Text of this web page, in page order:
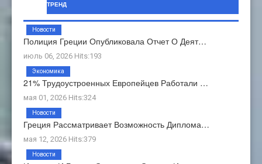
ТРЕНД
Полиция Греции Опубликовала Отчет О Деят…
июль 06, 2026 Hits:193
Новости
21% Трудоустроенных Европейцев Работали …
мая 01, 2026 Hits:324
Экономика
Греция Рассматривает Возможность Диплома…
мая 12, 2026 Hits:379
Новости
Новости